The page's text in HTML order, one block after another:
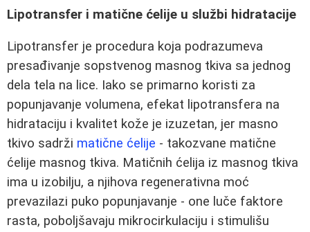
Lipotransfer i matične ćelije u službi hidratacije
Lipotransfer je procedura koja podrazumeva
presađivanje sopstvenog masnog tkiva sa jednog
dela tela na lice. Iako se primarno koristi za
popunjavanje volumena, efekat lipotransfera na
hidrataciju i kvalitet kože je izuzetan, jer masno
tkivo sadrži matične ćelije - takozvane matične
ćelije masnog tkiva. Matičnih ćelija iz masnog tkiva
ima u izobilju, a njihova regenerativna moć
prevazilazi puko popunjavanje - one luče faktore
rasta, poboljšavaju mikrocirkulaciju i stimulišu